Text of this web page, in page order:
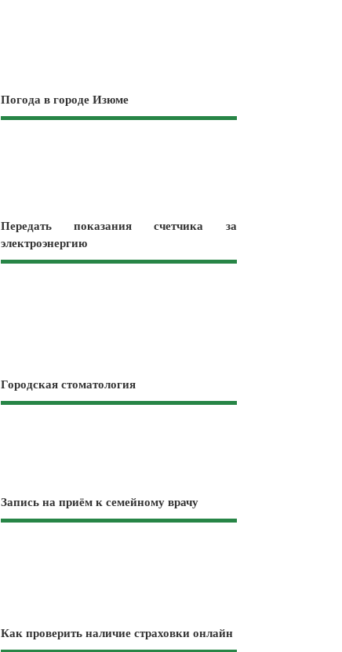
Погода в городе Изюме
Передать показания счетчика за
электроэнергию
Городская стоматология
Запись на приём к семейному врачу
Как проверить наличие страховки онлайн